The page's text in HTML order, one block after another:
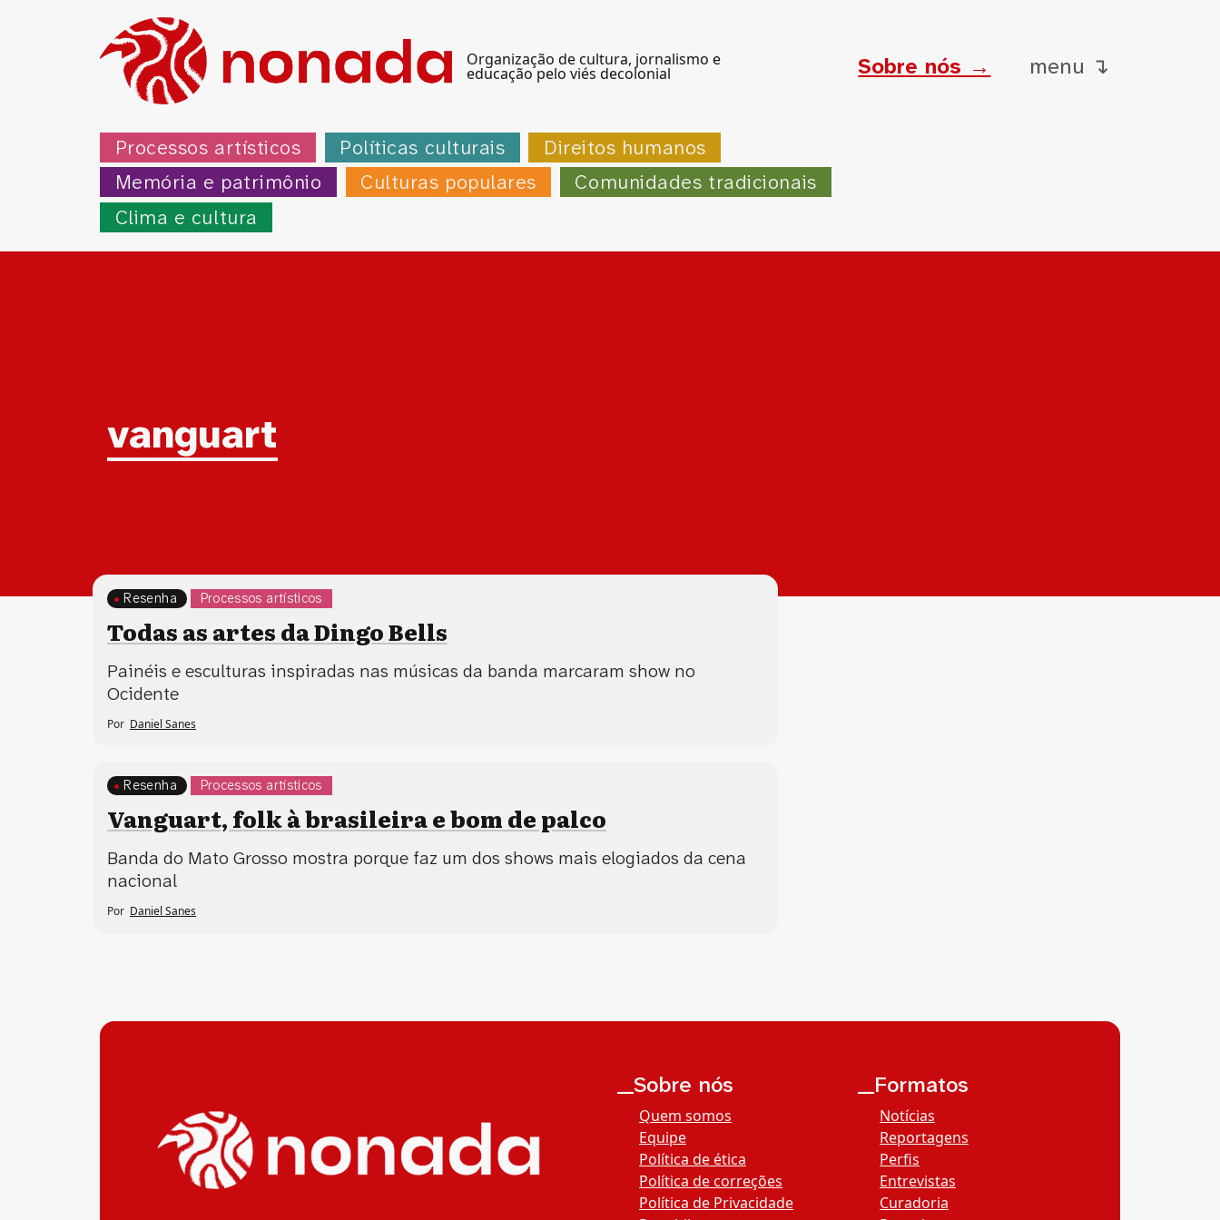
Organização de cultura, jornalismo e
educação pelo viés decolonial Sobre nós → menu ↴
Processos artísticos Políticas culturais
Direitos humanos
Memória e patrimônio
Culturas populares
Comunidades tradicionais
Clima e cultura
Tag:
vanguart
Processos artísticos
Resenha
Todas as artes da Dingo Bells
Painéis e esculturas inspiradas nas músicas da banda marcaram show no
Ocidente
Por Daniel Sanes
Processos artísticos
Resenha
Vanguart, folk à brasileira e bom de palco
Banda do Mato Grosso mostra porque faz um dos shows mais elogiados da cena
nacional
Por Daniel Sanes
__Sobre nós
Quem somos
Equipe
Política de ética
Política de correções
Política de Privacidade
__Formatos
Notícias
Reportagens
Perfis
Entrevistas
Curadoria